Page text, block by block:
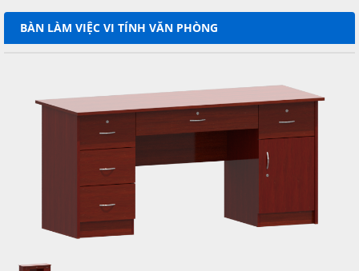
BÀN LÀM VIỆC VI TÍNH VĂN PHÒNG